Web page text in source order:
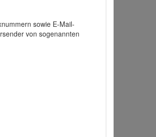
sowie E-Mail-
von sogenannten